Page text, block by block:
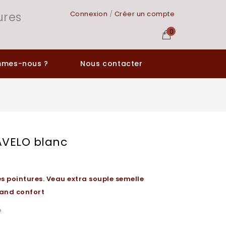
Connexion / Créer un compte
0
nous ? Nous contacter
blanc
pointures. Veau extra souple semelle
confort